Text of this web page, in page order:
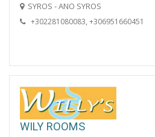
SYROS - ANO SYROS
+302281080083, +306951660451
WILY ROOMS